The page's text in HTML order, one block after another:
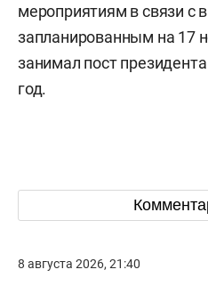
мероприятиям в связи с
запланированным на 17
занимал пост
год.
8 августа 2026, 21:40